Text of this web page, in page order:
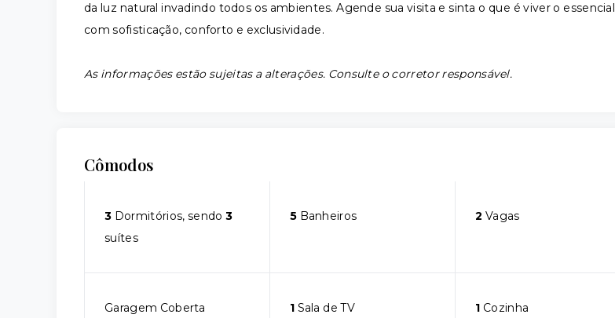
da luz natural invadindo todos os ambientes. Agende sua visita e sinta o que é viver o essencial
com sofisticação, conforto e exclusividade.
As informações estão sujeitas a alterações. Consulte o corretor responsável.
Cômodos
3 Dormitórios, sendo3
suítes
5Banheiros 2 Vagas
Garagem Coberta 1Sala de TV 1 Cozinha